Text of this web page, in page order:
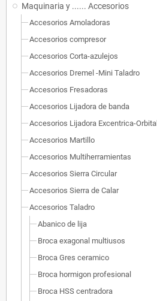
Maquinaria y ...... Accesorios
Accesorios Amoladoras
Accesorios compresor
Accesorios Corta-azulejos
Accesorios Dremel -Mini Taladro
Accesorios Fresadoras
Accesorios Lijadora de banda
Accesorios Lijadora Excentrica-Orbital
Accesorios Martillo
Accesorios Multiherramientas
Accesorios Sierra Circular
Accesorios Sierra de Calar
Accesorios Taladro
Abanico de lija
Broca exagonal multiusos
Broca Gres ceramico
Broca hormigon profesional
Broca HSS centradora